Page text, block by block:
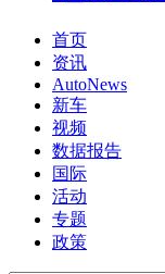
首页
资讯
AutoNews
新车
视频
数据报告
国际
活动
专题
政策